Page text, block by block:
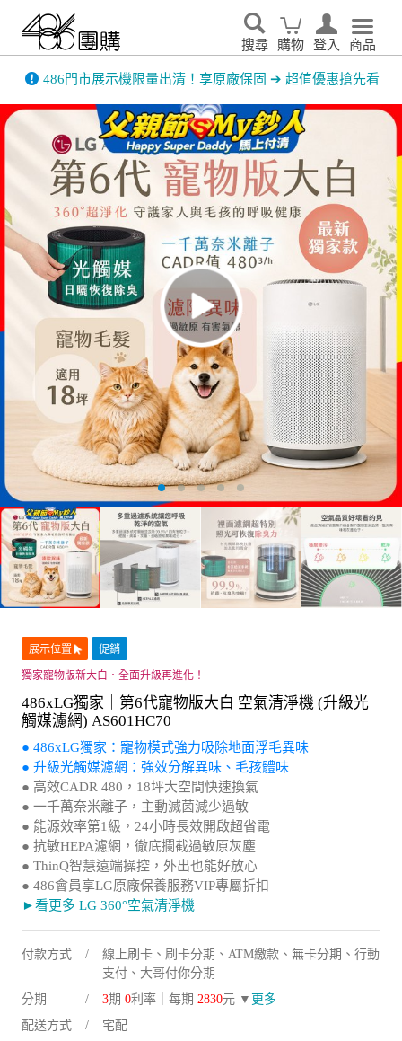
搜尋 購物 登入 商品
486門市展示機限量出清！享原廠保固 ➔ 超值優惠搶先看
展示位置 促銷
獨家寵物版新大白．全面升級再進化！
486xLG獨家｜第6代寵物版大白 空氣清淨機 (升級光
觸媒濾網) AS601HC70
● 486xLG獨家：寵物模式強力吸除地面浮毛異味
● 升級光觸媒濾網：強效分解異味、毛孩體味
● 高效CADR 480，18坪大空間快速換氣
● 一千萬奈米離子，主動滅菌減少過敏
● 能源效率第1級，24小時長效開啟超省電
● 抗敏HEPA濾網，徹底攔截過敏原灰塵
● ThinQ智慧遠端操控，外出也能好放心
● 486會員享LG原廠保養服務VIP專屬折扣
►看更多 LG 360°空氣清淨機
付款方式
線上刷卡、刷卡分期、ATM繳款、無卡分期、行動
支付、大哥付你分期
分期
3期 0利率｜每期 2830元 ▼ 更多
配送方式
宅配